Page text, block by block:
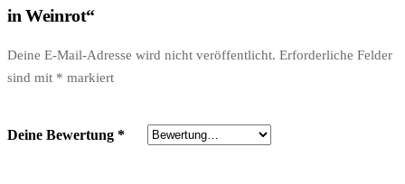
in Weinrot“
Deine E-Mail-Adresse wird nicht veröffentlicht. Erforderliche Felder
sind mit * markiert
Deine Bewertung *